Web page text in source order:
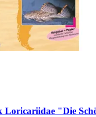
Loricariidae "Die